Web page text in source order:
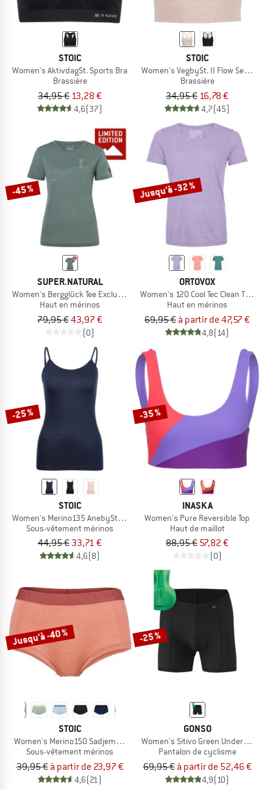
STOIC
Women's AktivdagSt. Sports Bra
Brassière
34,95 € 13,28 €
4,6(37)
STOIC
Women's VegbySt. II Flow Seamless
Brassière
34,95 € 16,78 €
4,7(45)
-45 %
SUPER.NATURAL
Women's Bergglück Tee Exclusive
Haut en mérinos
79,95 €43,97 €
(0)
Jusqu'à -32 %
ORTOVOX
Women's 120 Cool Tec Clean T-Shirt
Haut en mérinos
69,95 € à partir de 47,57 €
4,8(14)
-25 %
STOIC
Women's Merino135 AnebySt. Top
Sous-vêtement mérinos
44,95 € 33,71 €
4,6(8)
-35 %
INASKA
Women's Pure Reversible Top
Haut de maillot
88,95 € 57,82 €
(0)
Jusqu'à -40 %
STOIC
Women's Merino150 SadjemSt. Hipster
Sous-vêtement mérinos
39,95 € à partir de 23,97 €
4,6(21)
-25 %
GONSO
Women's Sitivo Green Underwear
Pantalon de cyclisme
69,95 € à partir de 52,46 €
4,9(10)